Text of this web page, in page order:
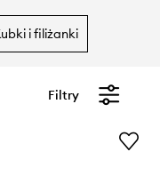
kubki i filiżanki
Filtry